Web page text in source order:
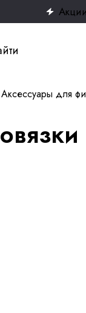
Акции
Аксессуары для